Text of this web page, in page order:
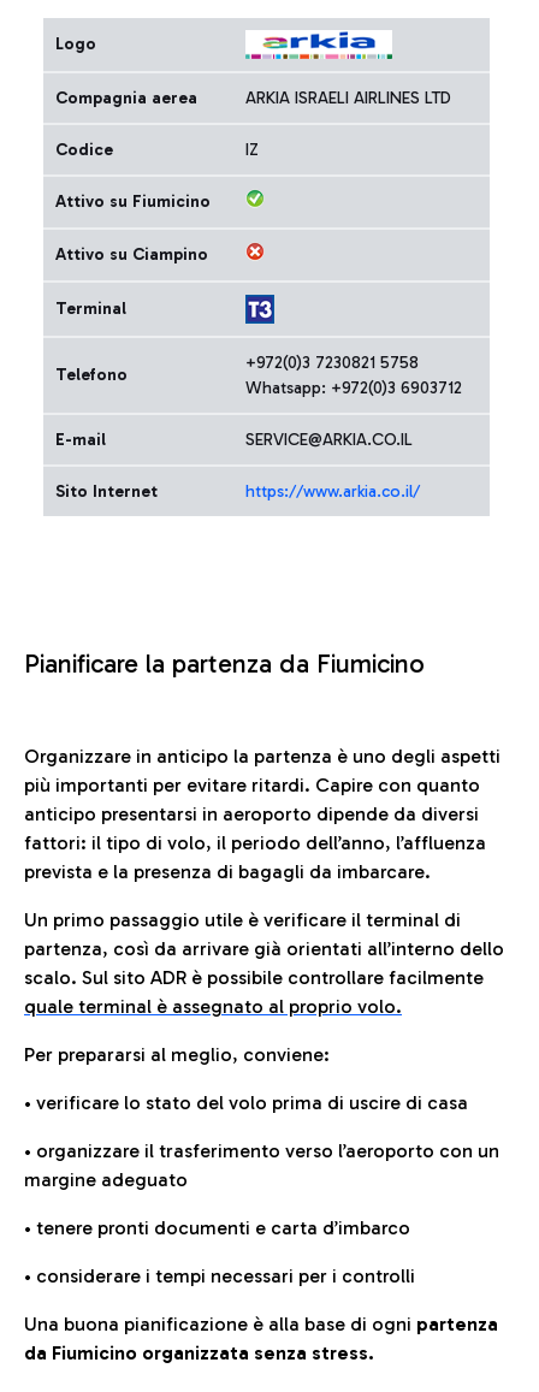
Logo
Compagnia aerea ARKIA ISRAELI AIRLINES LTD
Codice IZ
Attivo su Fiumicino
Attivo su Ciampino
Terminal
Telefono
+972(0)3 7230821 5758
Whatsapp: +972(0)3 6903712
E-mail SERVICE@ARKIA.CO.IL
Sito Internet https://www.arkia.co.il/
Pianificare la partenza da Fiumicino
Organizzare in anticipo la partenza è uno degli aspetti
più importanti per evitare ritardi. Capire con quanto
anticipo presentarsi in aeroporto dipende da diversi
fattori: il tipo di volo, il periodo dell’anno, l’affluenza
prevista e la presenza di bagagli da imbarcare.
Un primo passaggio utile è verificare il terminal di
partenza, così da arrivare già orientati all’interno dello
scalo. Sul sito ADR è possibile controllare facilmente
quale terminal è assegnato al proprio volo.
Per prepararsi al meglio, conviene:
• verificare lo stato del volo prima di uscire di casa
• organizzare il trasferimento verso l’aeroporto con un
margine adeguato
• tenere pronti documenti e carta d’imbarco
• considerare i tempi necessari per i controlli
Una buona pianificazione è alla base di ogni partenza
da Fiumicino organizzata senza stress.